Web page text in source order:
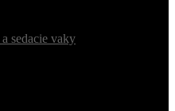
sedacie vaky